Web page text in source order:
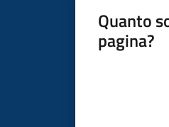
Quanto
pagina?